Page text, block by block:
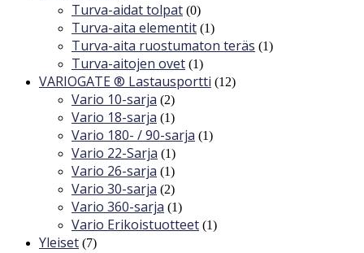
Turva-aidat tolpat (0)
Turva-aita elementit (1)
Turva-aita ruostumaton teräs (1)
Turva-aitojen ovet (1)
VARIOGATE ® Lastausportti (12)
Vario 10-sarja (2)
Vario 18-sarja (1)
Vario 180- / 90-sarja (1)
Vario 22-Sarja (1)
Vario 26-sarja (1)
Vario 30-sarja (2)
Vario 360-sarja (1)
Vario Erikoistuotteet (1)
Yleiset (7)